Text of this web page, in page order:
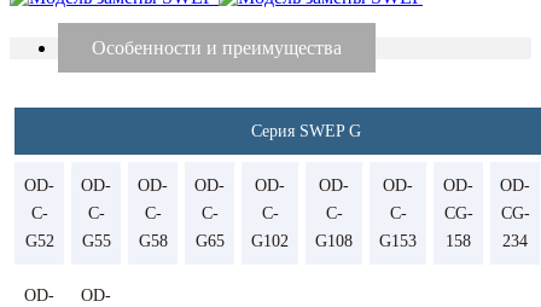
Особенности и преимущества
Серия SWEP G
OD-
C-
G52
OD-
C-
G55
OD-
C-
G58
OD-
C-
G65
OD-
C-
G102
OD-
C-
G108
OD-
C-
G153
OD-
CG-
158
OD-
CG-
234
OD-
OD-